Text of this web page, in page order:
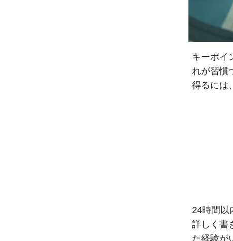
キーポイ
れが習慣
得るには
24時間以
詳しく書
た経験が